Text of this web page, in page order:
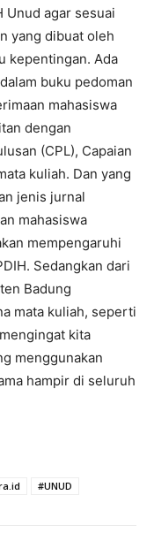
Unud agar sesuai
yang dibuat oleh
kepentingan. Ada
buku pedoman
mahasiswa
dengan
(CPL), Capaian
kuliah. Dan yang
jenis jurnal
mahasiswa
mempengaruhi
Sedangkan dari
Badung
mata kuliah, seperti
kita
menggunakan
hampir di seluruh
#UNUD